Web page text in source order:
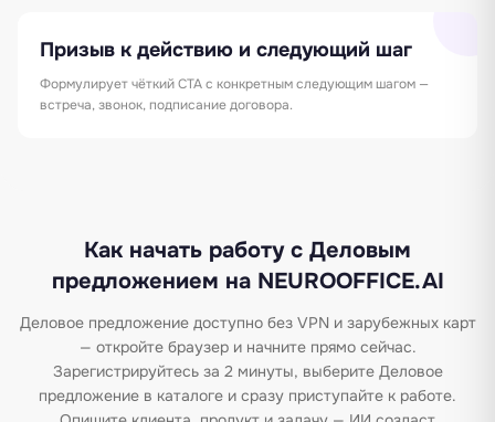
Призыв к действию и следующий шаг
Формулирует чёткий CTA с конкретным следующим шагом —
встреча, звонок, подписание договора.
Как начать работу с Деловым
предложением на NEUROOFFICE.AI
Деловое предложение доступно без VPN и зарубежных карт
— откройте браузер и начните прямо сейчас.
Зарегистрируйтесь за 2 минуты, выберите Деловое
предложение в каталоге и сразу приступайте к работе.